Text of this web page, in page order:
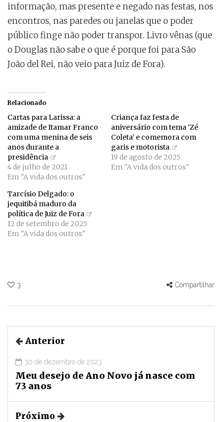
informação, mas presente e negado nas festas, nos
encontros, nas paredes ou janelas que o poder
público finge não poder transpor. Livro vênas (que
o Douglas não sabe o que é porque foi para São
João del Rei, não veio para Juiz de Fora).
Relacionado
Cartas para Larissa: a
amizade de Itamar Franco
com uma menina de seis
anos durante a
presidência
4 de julho de 2021
Em "A vida dos outros"
Criança faz festa de
aniversário com tema ‘Zé
Coleta’ e comemora com
garis e motorista
19 de agosto de 2025
Em "A vida dos outros"
Tarcísio Delgado: o
jequitibá maduro da
política de Juiz de Fora
12 de setembro de 2025
Em "A vida dos outros"
3 Compartilhar
Anterior
30 de dezembro de 2023
Meu desejo de Ano Novo já nasce com
73 anos
Próximo